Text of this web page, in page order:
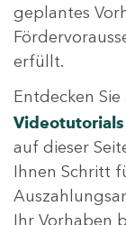
geplantes
erfüllt.
Entdecken
Videotutorials
auf dieser
Ihnen Schritt
Ihr Vorhaben